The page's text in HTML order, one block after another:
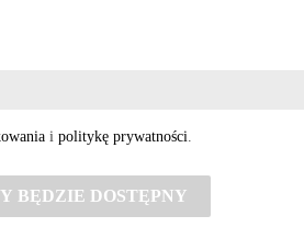
i politykę prywatności.
BĘDZIE DOSTĘPNY